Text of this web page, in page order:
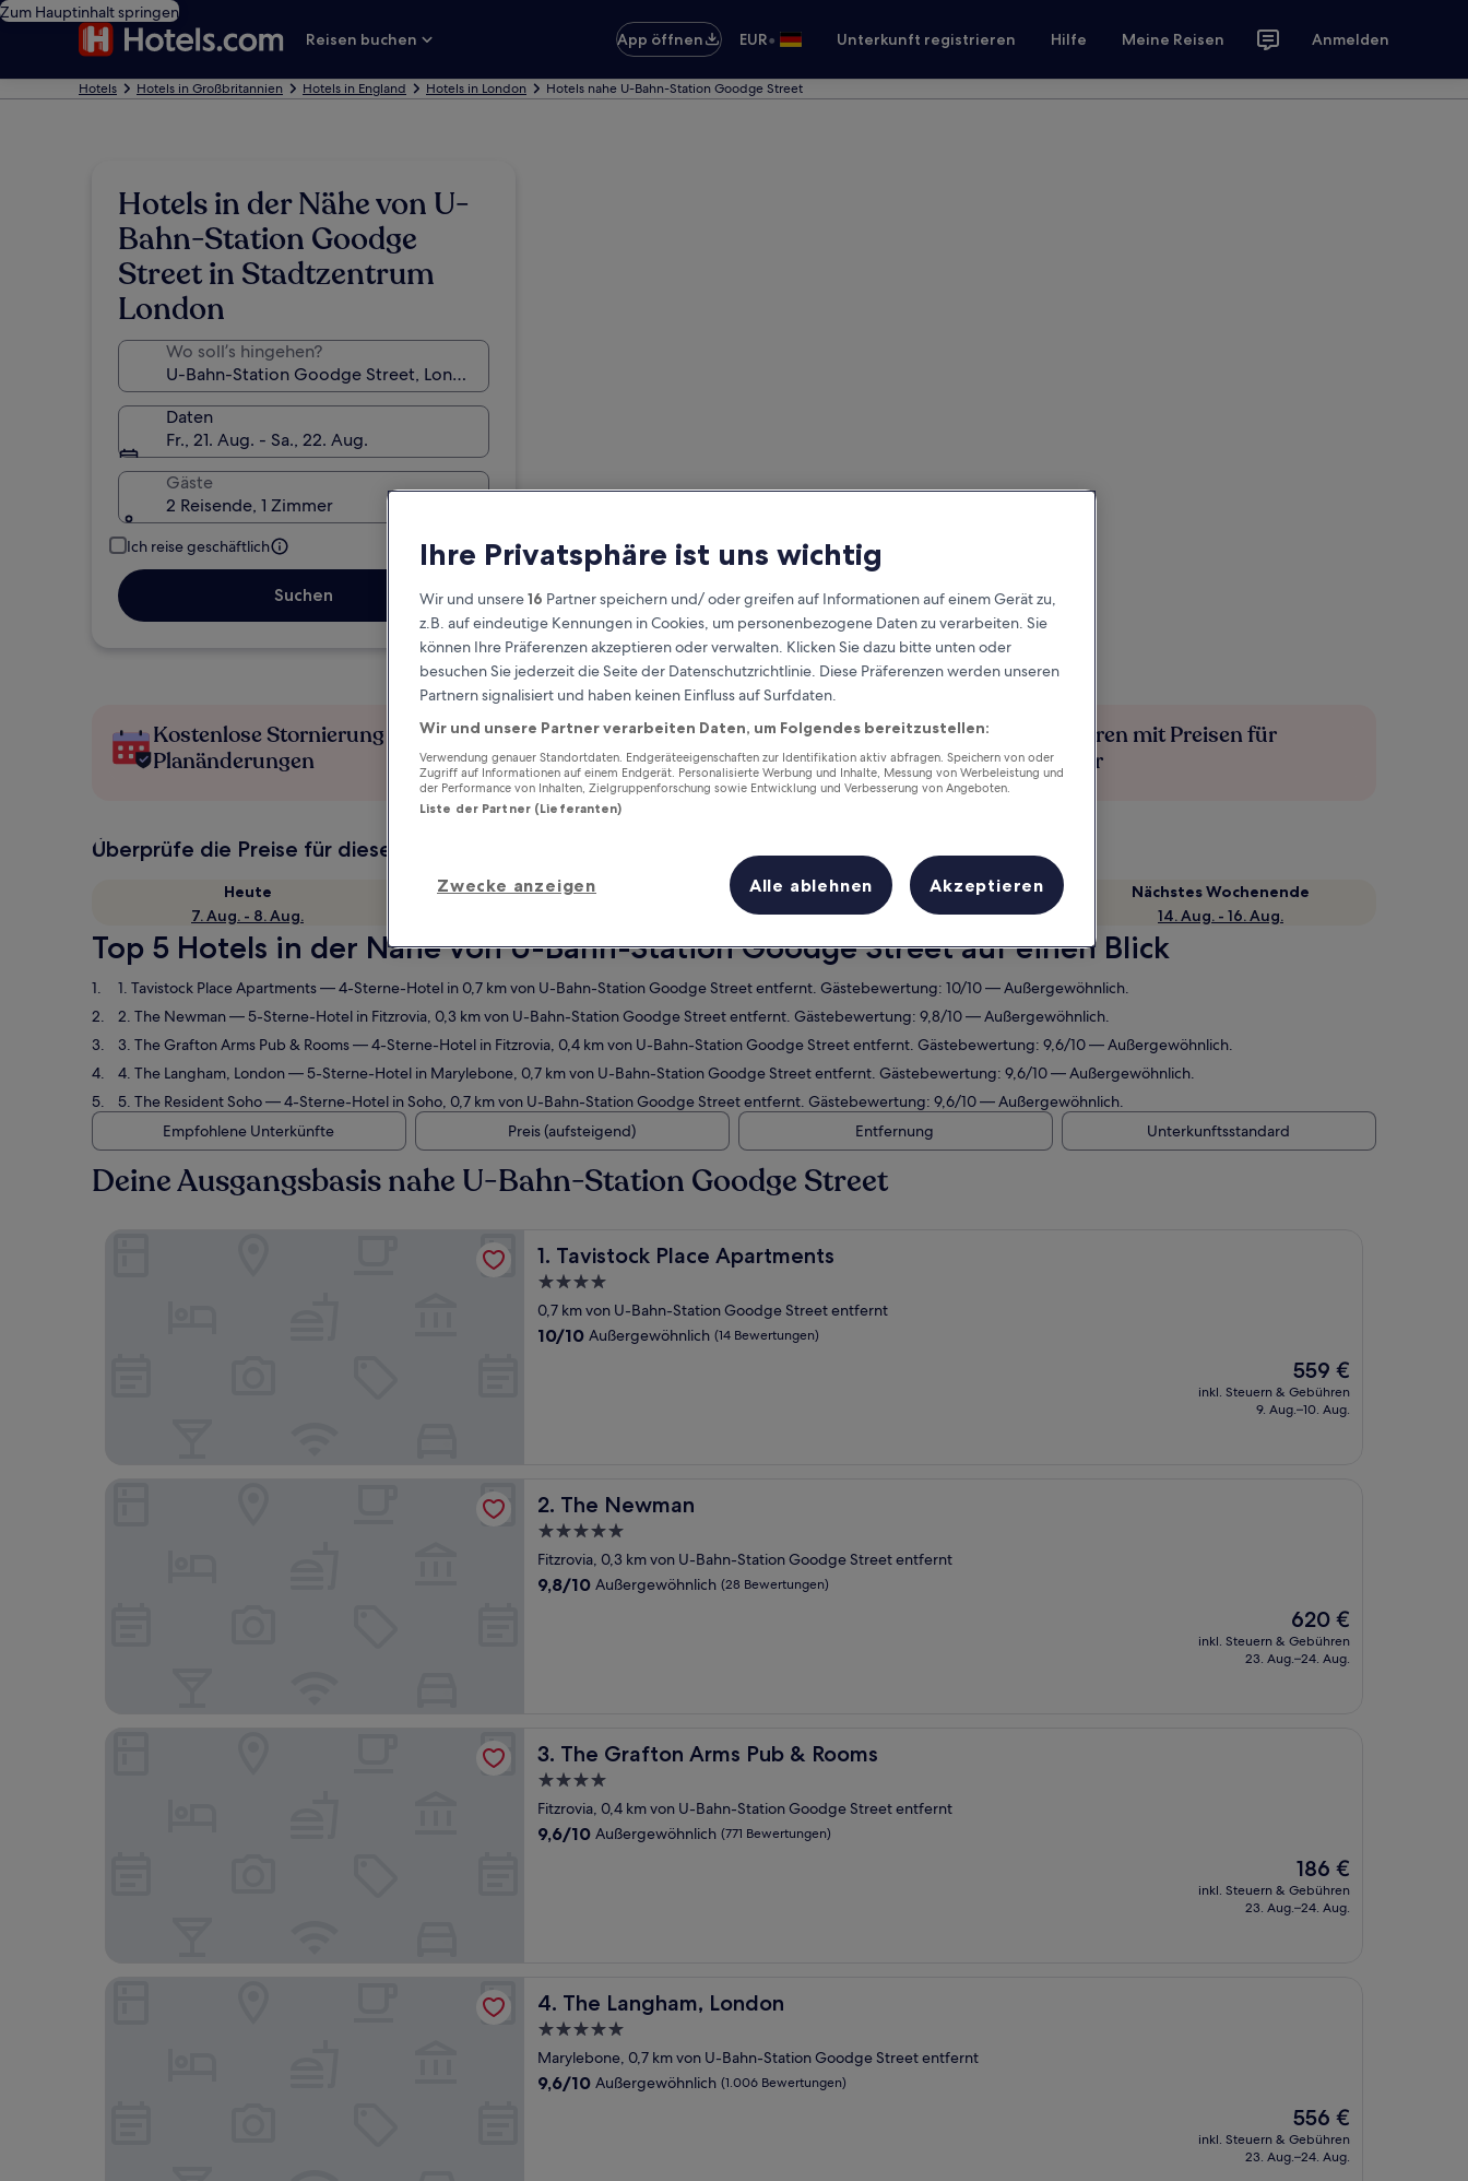
Zum Hauptinhalt springen
Reisen buchen
App öffnen EUR• Unterkunft registrieren Hilfe Meine Reisen Anmelden
Hotels Hotels in Großbritannien Hotels in England Hotels in London Hotels nahe U-Bahn-Station Goodge Street
Hotels in der Nähe von U-
Bahn-Station Goodge
Street in Stadtzentrum
London
Wo soll’s hingehen?
Daten
Fr., 21. Aug. - Sa., 22. Aug.
Gäste
2 Reisende, 1 Zimmer
Ich reise geschäftlich
Suchen
Kostenlose Stornierung bei
Planänderungen
Verdiene Prämien für jede
wahrgenommene Übernachtung
Mehr sparen mit Preisen für
Mitglieder
Überprüfe die Preise für diese Daten
Heute
7. Aug. - 8. Aug.
Morgen
Dieses Wochenende
7. Aug. - 9. Aug.
Nächstes Wochenende
14. Aug. - 16. Aug.
Top 5 Hotels in der Nähe von U-Bahn-Station Goodge Street auf einen Blick
1. Tavistock Place Apartments— 4-Sterne-Hotel in 0,7 km von U-Bahn-Station Goodge Street entfernt. Gästebewertung: 10/10 — Außergewöhnlich.
2. The Newman— 5-Sterne-Hotel in Fitzrovia, 0,3 km von U-Bahn-Station Goodge Street entfernt. Gästebewertung: 9,8/10 — Außergewöhnlich.
3. The Grafton Arms Pub & Rooms— 4-Sterne-Hotel in Fitzrovia, 0,4 km von U-Bahn-Station Goodge Street entfernt. Gästebewertung: 9,6/10 — Außergewöhnlich.
4. The Langham, London— 5-Sterne-Hotel in Marylebone, 0,7 km von U-Bahn-Station Goodge Street entfernt. Gästebewertung: 9,6/10 — Außergewöhnlich.
5. The Resident Soho— 4-Sterne-Hotel in Soho, 0,7 km von U-Bahn-Station Goodge Street entfernt. Gästebewertung: 9,6/10 — Außergewöhnlich.
Empfohlene Unterkünfte
Preis (aufsteigend) Entfernung Unterkunftsstandard
Deine Ausgangsbasis nahe U-Bahn-Station Goodge Street
1. Tavistock Place Apartments
Tavistock Place Apartments
4.0-
Sterne-
Unterkunft
0,7 km von U-Bahn-Station Goodge Street entfernt
10.0
10/10 Außergewöhnlich (14 Bewertungen)
Der
Preis
beträgt
559 €
inkl. Steuern & Gebühren
9. Aug.–10. Aug.
2. The Newman
The Newman
5.0-
Sterne-
Unterkunft
Fitzrovia, 0,3 km von U-Bahn-Station Goodge Street entfernt
9.8
9,8/10 Außergewöhnlich (28 Bewertungen)
Der
Preis
beträgt
620 €
inkl. Steuern & Gebühren
23. Aug.–24. Aug.
3. The Grafton Arms Pub & Rooms
The Grafton Arms Pub & Rooms
4.0-
Sterne-
Unterkunft
Fitzrovia, 0,4 km von U-Bahn-Station Goodge Street entfernt
9.6
9,6/10 Außergewöhnlich (771 Bewertungen)
Der
Preis
beträgt
186 €
inkl. Steuern & Gebühren
23. Aug.–24. Aug.
4. The Langham, London
The Langham, London
5.0-
Sterne-
Unterkunft
Marylebone, 0,7 km von U-Bahn-Station Goodge Street entfernt
9.6
9,6/10 Außergewöhnlich (1.006 Bewertungen)
Der
Preis
beträgt
556 €
inkl. Steuern & Gebühren
23. Aug.–24. Aug.
Ihre Privatsphäre ist uns wichtig
Wir und unsere16 Partner speichern und/ oder greifen auf Informationen auf einem Gerät zu,
z.B. auf eindeutige Kennungen in Cookies, um personenbezogene Daten zu verarbeiten. Sie
können Ihre Präferenzen akzeptieren oder verwalten. Klicken Sie dazu bitte unten oder
besuchen Sie jederzeit die Seite der Datenschutzrichtlinie. Diese Präferenzen werden unseren
Partnern signalisiert und haben keinen Einfluss auf Surfdaten.
Wir und unsere Partner verarbeiten Daten, um Folgendes bereitzustellen:
Verwendung genauer Standortdaten. Endgeräteeigenschaften zur Identifikation aktiv abfragen. Speichern von oder
Zugriff auf Informationen auf einem Endgerät. Personalisierte Werbung und Inhalte, Messung von Werbeleistung und
der Performance von Inhalten, Zielgruppenforschung sowie Entwicklung und Verbesserung von Angeboten.
Liste der Partner (Lieferanten)
Zwecke anzeigen Alle ablehnen Akzeptieren